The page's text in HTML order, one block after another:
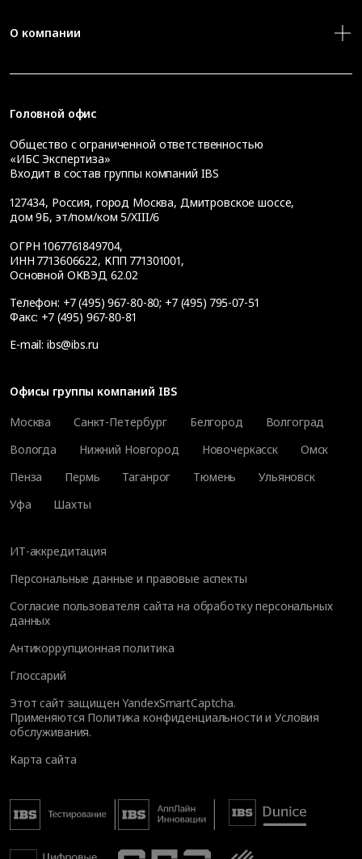
О компании
Головной офис
Общество с ограниченной ответственностью
«ИБС Экспертиза»
Входит в состав группы компаний IBS
127434, Россия, город Москва, Дмитровское шоссе,
дом 9Б, эт/пом/ком 5/XIII/6
ОГРН 1067761849704,
ИНН 7713606622, КПП 771301001,
Основной ОКВЭД 62.02
Телефон: +7 (495) 967-80-80; +7 (495) 795-07-51
Факс: +7 (495) 967-80-81
E-mail: ibs@ibs.ru
Офисы группы компаний IBS
Москва
Санкт-Петербург Белгород
Волгоград
Вологда
Нижний Новгород Новочеркасск
Омск
Пенза
Пермь Таганрог Тюмень
Ульяновск
Уфа
Шахты
ИТ-аккредитация
Персональные данные и правовые аспекты
Согласие пользователя сайта на обработку персональных
данных
Антикоррупционная политика
Глоссарий
Этот сайт защищен YandexSmartCaptcha.
Применяются Политика конфиденциальности иУсловия
обслуживания.
Карта сайта